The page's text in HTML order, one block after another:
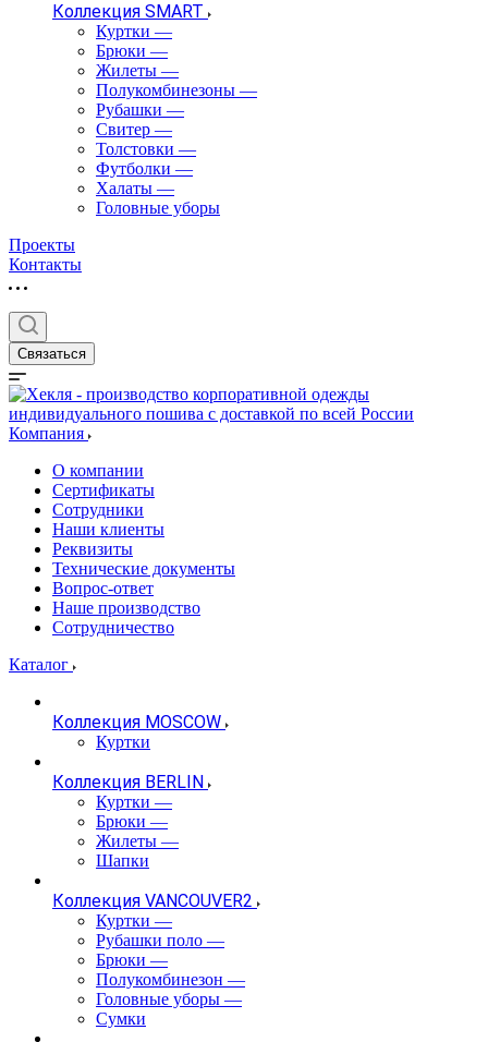
Коллекция SMART
Куртки —
Брюки —
Жилеты —
Полукомбинезоны —
Рубашки —
Свитер —
Толстовки —
Футболки —
Халаты —
Головные уборы
Проекты
Контакты
Связаться
Компания
О компании
Сертификаты
Сотрудники
Наши клиенты
Реквизиты
Технические документы
Вопрос-ответ
Наше производство
Сотрудничество
Каталог
Коллекция MOSCOW
Куртки
Коллекция BERLIN
Куртки —
Брюки —
Жилеты —
Шапки
Коллекция VANCOUVER2
Куртки —
Рубашки поло —
Брюки —
Полукомбинезон —
Головные уборы —
Сумки